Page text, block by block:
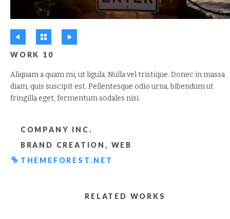
WORK 10
Aliquam a quam mi, ut ligula. Nulla vel tristique. Donec in massa
diam, quis suscipit est. Pellentesque odio urna, bibendum ut
fringilla eget, fermentum sodales nisi.
COMPANY INC.
BRAND CREATION, WEB
THEMEFOREST.NET
RELATED WORKS